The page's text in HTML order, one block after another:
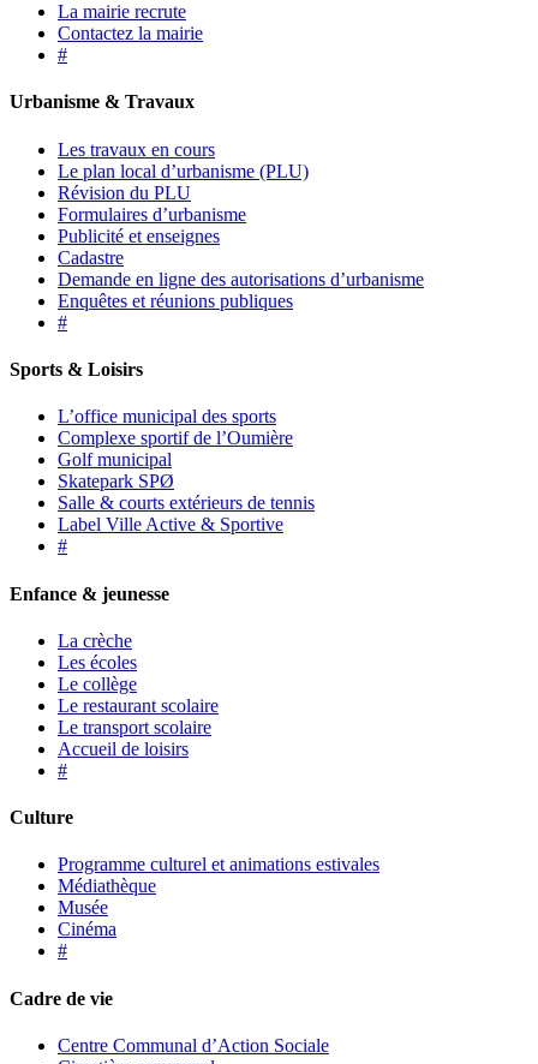
La mairie recrute
Contactez la mairie
#
Urbanisme & Travaux
Les travaux en cours
Le plan local d’urbanisme (PLU)
Révision du PLU
Formulaires d’urbanisme
Publicité et enseignes
Cadastre
Demande en ligne des autorisations d’urbanisme
Enquêtes et réunions publiques
#
Sports & Loisirs
L’office municipal des sports
Complexe sportif de l’Oumière
Golf municipal
Skatepark SPØ
Salle & courts extérieurs de tennis
Label Ville Active & Sportive
#
Enfance & jeunesse
La crèche
Les écoles
Le collège
Le restaurant scolaire
Le transport scolaire
Accueil de loisirs
#
Culture
Programme culturel et animations estivales
Médiathèque
Musée
Cinéma
#
Cadre de vie
Centre Communal d’Action Sociale